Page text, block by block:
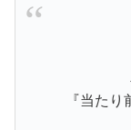
『当た